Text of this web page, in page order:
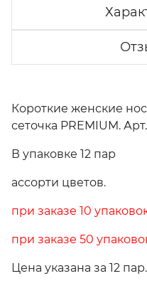
Короткие женские
сеточка PREMIUM.
В упаковке 12 пар
ассорти цветов.
при заказе 10
при заказе 50
Цена указана за 12 пар.